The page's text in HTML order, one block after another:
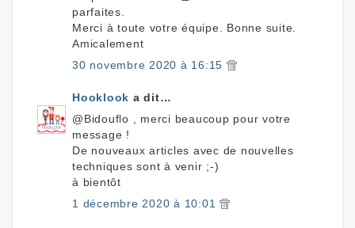
parfaites.
Merci à toute votre équipe. Bonne suite.
Amicalement
30 novembre 2020 à 16:15
Hooklook a dit…
@Bidouflo , merci beaucoup pour votre
message !
De nouveaux articles avec de nouvelles
techniques sont à venir ;-)
à bientôt
1 décembre 2020 à 10:01